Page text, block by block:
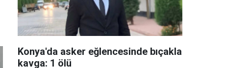
Konya'da asker eğlencesinde bıçakla
kavga: 1 ölü